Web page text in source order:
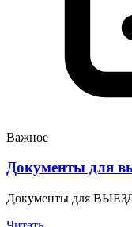
Важное
Документы для
Документы для